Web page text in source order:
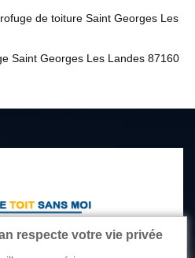
de toiture Saint Georges Les
Saint Georges Les Landes 87160
respecte votre vie privée